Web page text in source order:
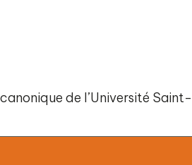
de l’Université